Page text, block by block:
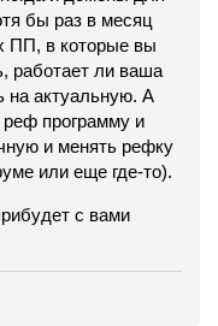
бы раз в месяц
ПП, в которые вы
работает ли ваша
на актуальную. А
программу и
и менять рефку
или еще где-то).
с вами